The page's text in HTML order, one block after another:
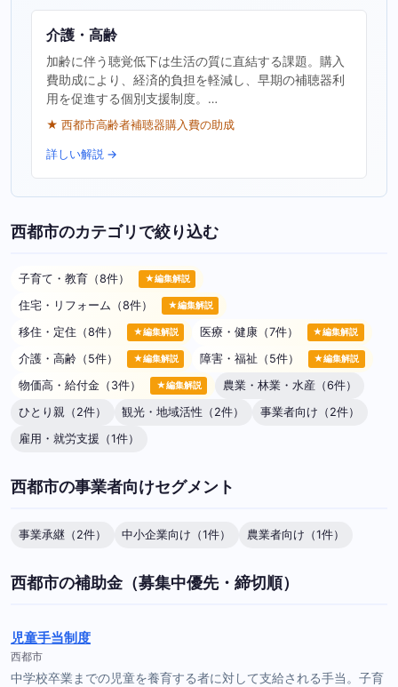
介護・高齢
加齢に伴う聴覚低下は生活の質に直結する課題。購入
費助成により、経済的負担を軽減し、早期の補聴器利
用を促進する個別支援制度。…
★ 西都市高齢者補聴器購入費の助成
詳しい解説 →
西都市のカテゴリで絞り込む
子育て・教育（8件） ★編集解説
住宅・リフォーム（8件） ★編集解説
移住・定住（8件） ★編集解説 医療・健康（7件） ★編集解説
介護・高齢（5件） ★編集解説 障害・福祉（5件） ★編集解説
物価高・給付金（3件） ★編集解説
農業・林業・水産（6件）
ひとり親（2件）
観光・地域活性（2件）
事業者向け（2件）
雇用・就労支援（1件）
西都市の事業者向けセグメント
事業承継（2件） 中小企業向け（1件） 農業者向け（1件）
西都市の補助金（募集中優先・締切順）
児童手当制度
西都市
中学校卒業までの児童を養育する者に対して支給される手当。子育